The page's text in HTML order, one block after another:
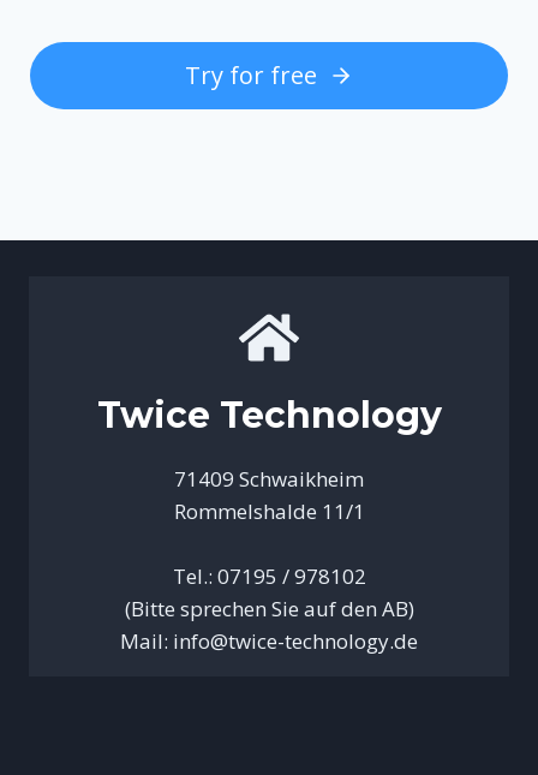
Try for free
Twice Technology
71409 Schwaikheim
Rommelshalde 11/1
Tel.: 07195 / 978102
(Bitte sprechen Sie auf den AB)
Mail: info@twice-technology.de